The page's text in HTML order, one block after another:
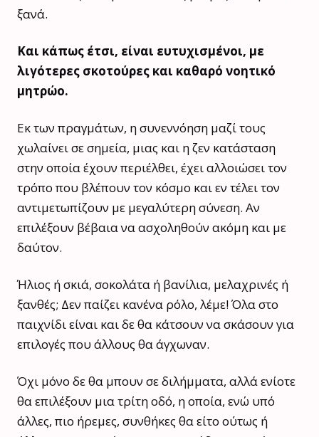
ξανά.
Και κάπως έτσι, είναι ευτυχισμένοι, με
λιγότερες σκοτούρες και καθαρό νοητικό
μητρώο.
Εκ των πραγμάτων, η συνεννόηση μαζί τους
χωλαίνει σε σημεία, μιας και η ζεν κατάσταση
στην οποία έχουν περιέλθει, έχει αλλοιώσει τον
τρόπο που βλέπουν τον κόσμο και εν τέλει τον
αντιμετωπίζουν με μεγαλύτερη σύνεση. Αν
επιλέξουν βέβαια να ασχοληθούν ακόμη και με
δαύτον.
Ήλιος ή σκιά, σοκολάτα ή βανίλια, μελαχρινές ή
ξανθές; Δεν παίζει κανένα ρόλο, λέμε! Όλα στο
παιχνίδι είναι και δε θα κάτσουν να σκάσουν για
επιλογές που άλλους θα άγχωναν.
Όχι μόνο δε θα μπουν σε διλήμματα, αλλά ενίοτε
θα επιλέξουν μια τρίτη οδό, η οποία, ενώ υπό
άλλες, πιο ήρεμες, συνθήκες θα είτο ούτως ή